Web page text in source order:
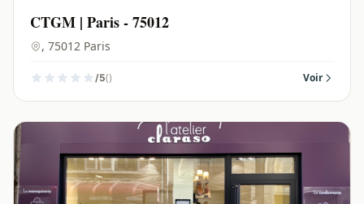
CTGM | Paris - 75012
, 75012 Paris
/5() Voir